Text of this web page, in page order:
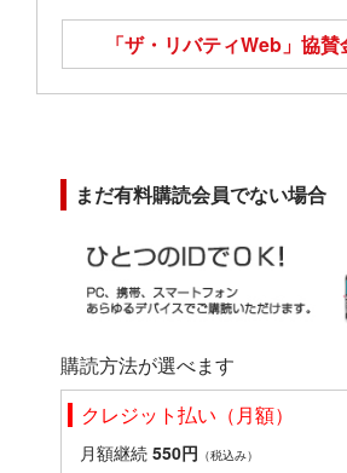
「ザ・リバティWeb」 協賛
まだ有料購読会員でない場合
購読方法が選べます
クレジット払い（月額）
月額継続 550円 （税込み）